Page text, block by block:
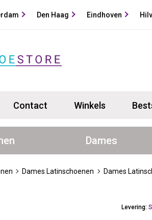
Den Haag Eindhoven
Contact Winkels
Dames
Dames Latinschoenen Dames
Levering: